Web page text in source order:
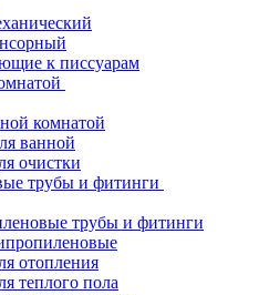
к писсуарам
комнатой
ванной
очистки
трубы и фитинги
трубы и фитинги
отопления
теплого пола